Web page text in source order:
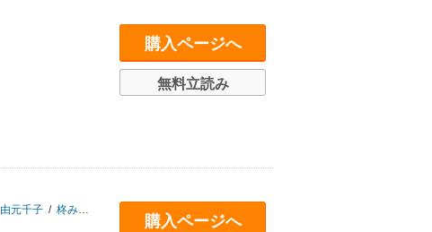
購入ページへ
無料立読み
由元千子 / 柊みずか きよずみ々
購入ページへ